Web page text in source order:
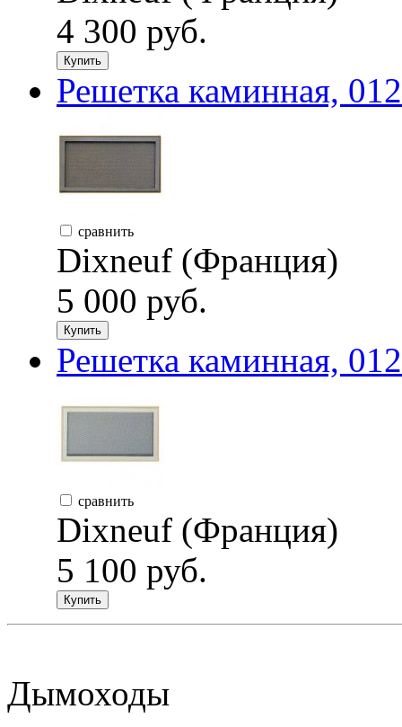
4 300 руб.
Купить
Решетка каминная,
сравнить
Dixneuf (Франция)
5 000 руб.
Купить
Решетка каминная,
сравнить
Dixneuf (Франция)
5 100 руб.
Купить
Дымоходы